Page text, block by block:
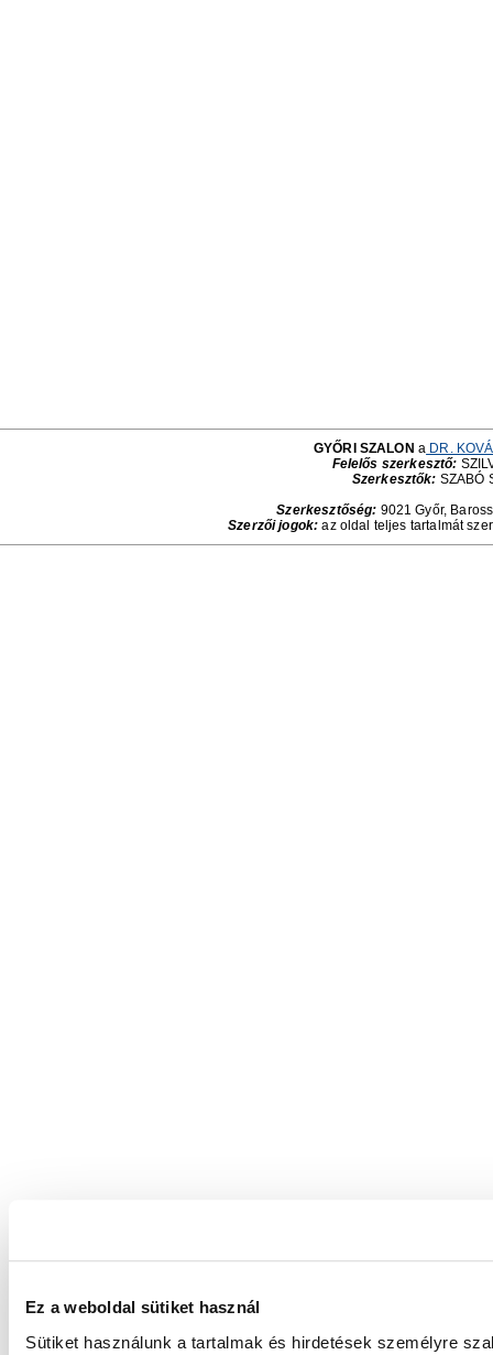
Ez a weboldal sütiket használ
Sütiket használunk a tartalmak és hirdetések személyre
GYŐRI SZALON a DR.
Felelős szerkesztő:
Szerkesztők: SZABÓ
Szerkesztőség: 9021 Győr,
Szerzői jogok: az oldal teljes tartalmát